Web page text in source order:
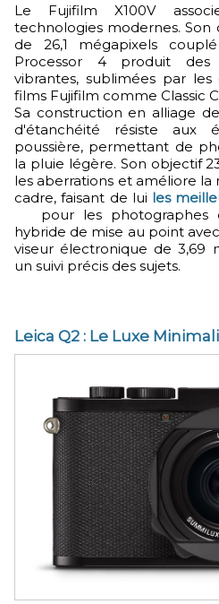
Le Fujifilm X100V
technologies modernes. Son
de 26,1 mégapixels
Processor 4 produit des
vibrantes, sublimées par
films Fujifilm comme Classic
Sa construction en alliage
d'étanchéité résiste aux
poussière, permettant de
la pluie légère. Son objectif
les aberrations et améliore
cadre, faisant de lui les
pour les photographes
hybride de mise au point
viseur électronique de 3,69
un suivi précis des sujets.
Leica Q2 : Le Luxe